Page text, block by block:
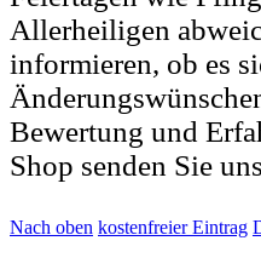
Allerheiligen
informieren, ob es
Bewertung und
Shop senden Sie
Nach oben kostenfreier Eintrag